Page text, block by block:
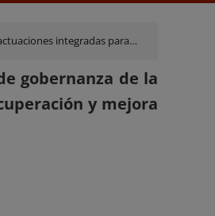
y mejora de la resiliencia'
gobernanza de la
y mejora